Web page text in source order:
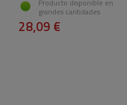
Producto disponible en
grandes cantidades
28,09 €